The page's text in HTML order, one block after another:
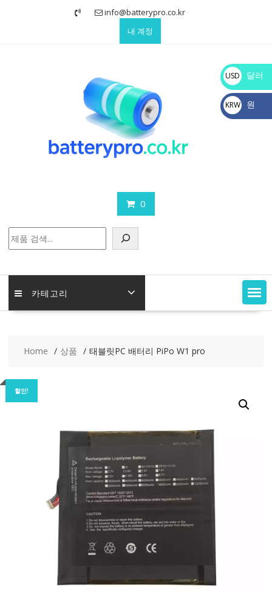
info@batterypro.co.kr
내 계정
0
색
카테고리
Home 상품 태블릿PC 배터리 PiPo W1 pro
할인!
USD
$
달러
KRW
₩
원